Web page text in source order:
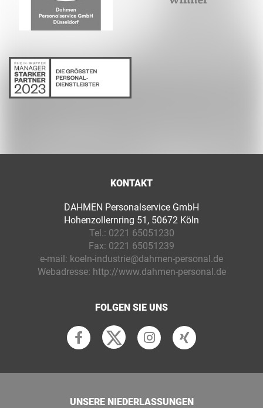
KONTAKT
DAHMEN Personalservice GmbH
Hohenzollernring 51, 50672 Köln
Tel.: 0221 65051230
Fax: 0221 65051239
e-mail: koeln-industrie@dahmen-personal.de
Webadresse: http://www.dahmen-personal.de
FOLGEN SIE UNS
UNSERE NIEDERLASSUNGEN